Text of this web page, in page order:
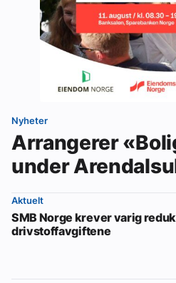
Nyheter
Arrangerer
under
Aktuelt
SMB Norge krever varig
drivstoffavgiftene